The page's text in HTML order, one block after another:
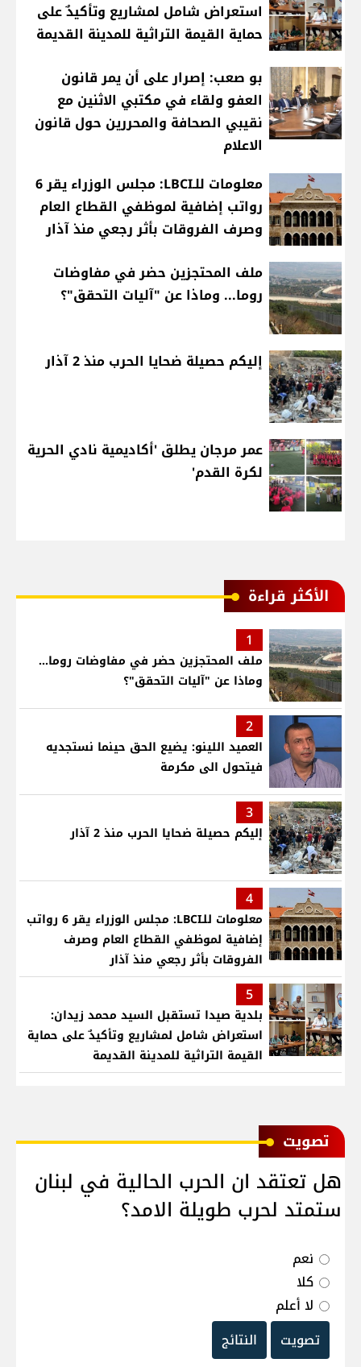
استعراض شامل لمشاريع وتأكيدٌ على
حماية القيمة التراثية للمدينة القديمة
بو صعب: إصرار على أن يمر قانون
العفو ولقاء في مكتبي الاثنين مع
نقيبي الصحافة والمحررين حول قانون
الاعلام
معلومات للـLBCI: مجلس الوزراء يقر 6
رواتب إضافية لموظفي القطاع العام
وصرف الفروقات بأثر رجعي منذ آذار
ملف المحتجزين حضر في مفاوضات
روما... وماذا عن "آليات التحقق"؟
إليكم حصيلة ضحايا الحرب منذ 2 آذار
عمر مرجان يطلق 'أكاديمية نادي الحرية
لكرة القدم'
الأكثر قراءة
1
ملف المحتجزين حضر في مفاوضات روما...
وماذا عن "آليات التحقق"؟
2
العميد اللينو: يضيع الحق حينما نستجديه
فيتحول الى مكرمة
3
إليكم حصيلة ضحايا الحرب منذ 2 آذار
4
معلومات للـLBCI: مجلس الوزراء يقر 6 رواتب
إضافية لموظفي القطاع العام وصرف
الفروقات بأثر رجعي منذ آذار
5
بلدية صيدا تستقبل السيد محمد زيدان:
استعراض شامل لمشاريع وتأكيدٌ على حماية
القيمة التراثية للمدينة القديمة
ﺗﺼﻮﻳﺖ
هل تعتقد ان الحرب الحالية في لبنان
ستمتد لحرب طويلة الامد؟
نعم
كلا
لا أعلم
تصويت
النتائج